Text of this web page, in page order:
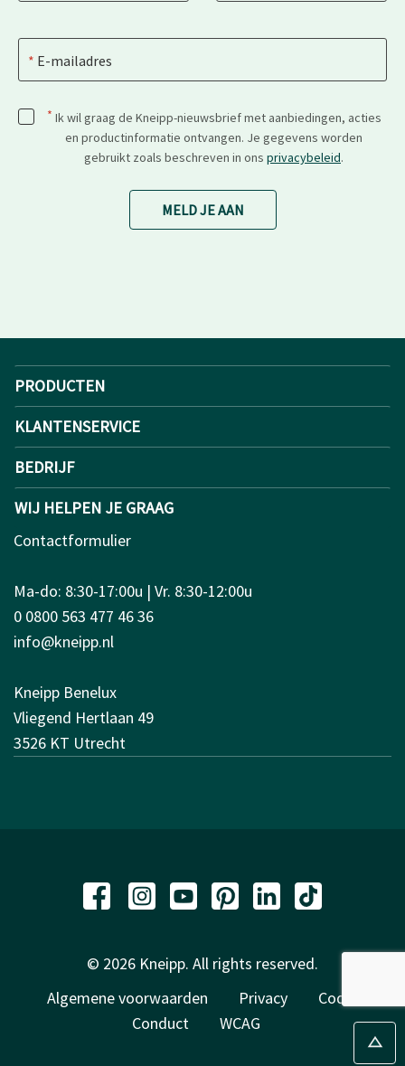
E-mailadres
* Ik wil graag de Kneipp-nieuwsbrief met aanbiedingen, acties
en productinformatie ontvangen. Je gegevens worden
gebruikt zoals beschreven in ons privacybeleid.
MELD JE AAN
PRODUCTEN
KLANTENSERVICE
BEDRIJF
WIJ HELPEN JE GRAAG
Contactformulier
Ma-do: 8:30-17:00u | Vr. 8:30-12:00u
0 0800 563 477 46 36
info@kneipp.nl
Kneipp Benelux
Vliegend Hertlaan 49
3526 KT Utrecht
© 2026 Kneipp. All rights reserved.
Algemene voorwaarden
Privacy
Code of
Conduct
WCAG